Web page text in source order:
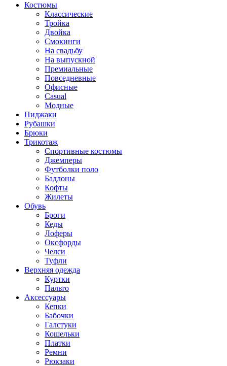
Костюмы
Классические
Тройка
Двойка
Смокинги
На свадьбу
На выпускной
Премиальные
Повседневные
Офисные
Casual
Модные
Пиджаки
Рубашки
Брюки
Трикотаж
Спортивные костюмы
Джемперы
Футболки поло
Бадлоны
Кофты
Жилеты
Обувь
Броги
Кеды
Лоферы
Оксфорды
Челси
Туфли
Верхняя одежда
Куртки
Пальто
Аксессуары
Кепки
Бабочки
Галстуки
Кошельки
Платки
Ремни
Рюкзаки